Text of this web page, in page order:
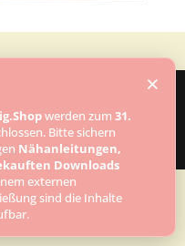
| Powered by
werden zum 31.
Bitte sichern
Nähanleitungen,
Downloads
externen
sind die Inhalte
×